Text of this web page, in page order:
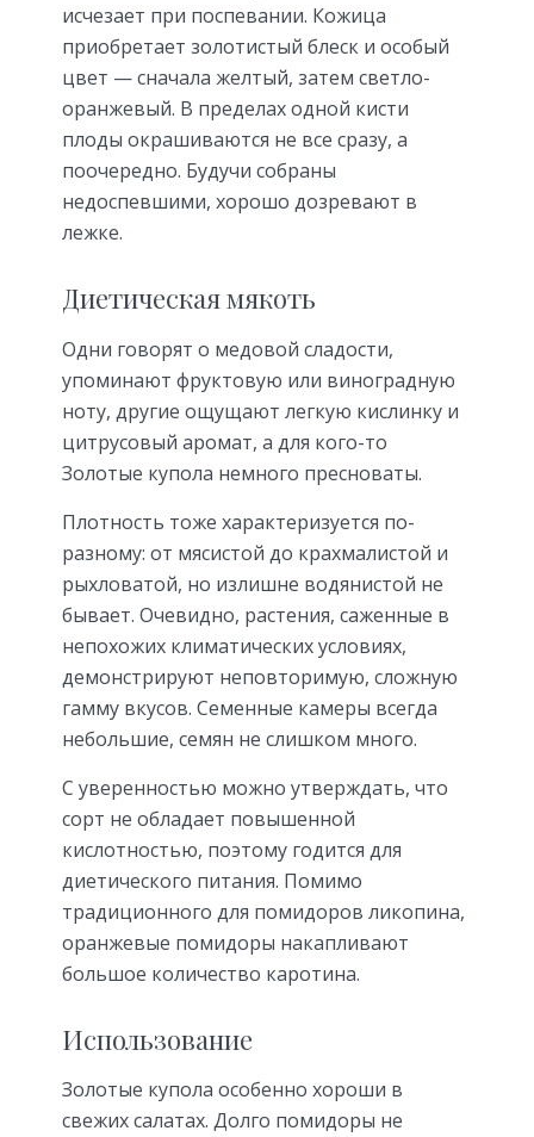
исчезает при поспевании. Кожица
приобретает золотистый блеск и особый
цвет — сначала желтый, затем светло-
оранжевый. В пределах одной кисти
плоды окрашиваются не все сразу, а
поочередно. Будучи собраны
недоспевшими, хорошо дозревают в
лежке.
Диетическая мякоть
Одни говорят о медовой сладости,
упоминают фруктовую или виноградную
ноту, другие ощущают легкую кислинку и
цитрусовый аромат, а для кого-то
Золотые купола немного пресноваты.
Плотность тоже характеризуется по-
разному: от мясистой до крахмалистой и
рыхловатой, но излишне водянистой не
бывает. Очевидно, растения, саженные в
непохожих климатических условиях,
демонстрируют неповторимую, сложную
гамму вкусов. Семенные камеры всегда
небольшие, семян не слишком много.
С уверенностью можно утверждать, что
сорт не обладает повышенной
кислотностью, поэтому годится для
диетического питания. Помимо
традиционного для помидоров ликопина,
оранжевые помидоры накапливают
большое количество каротина.
Использование
Золотые купола особенно хороши в
свежих салатах. Долго помидоры не